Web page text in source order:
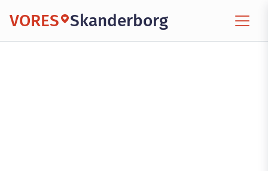
VORES Skanderborg